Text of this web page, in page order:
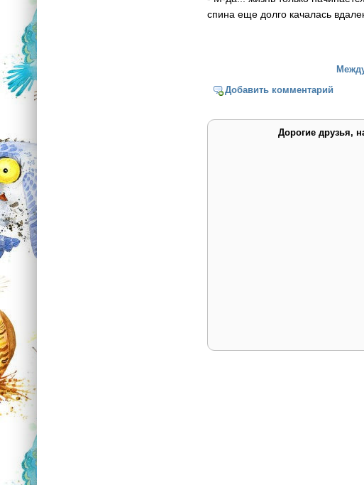
спина еще долго качалась
Добавить комментарий
Дорогие друзья,